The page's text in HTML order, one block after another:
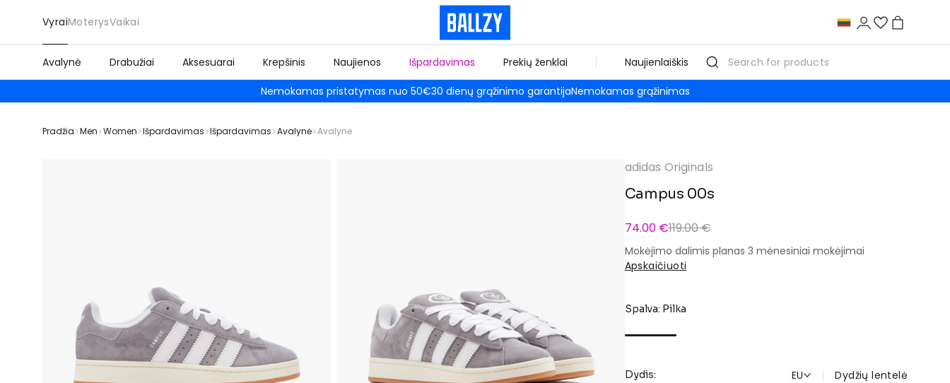
VyraiMoterysVaikai
Avalynė Drabužiai Aksesuarai Krepšinis Naujienos Išpardavimas Prekių ženklai Naujienlaiškis
Nemokamas pristatymas nuo 50€30 dienų grąžinimo garantijaNemokamas grąžinimas
Pradžia Men Women Išpardavimas Išpardavimas Avalynė Avalynė
adidas Originals
Campus 00s
74.00 €119.00 €
Mokėjimo dalimis planas 3 mėnesiniai mokėjimai
Apskaičiuoti
Spalva: Pilka
Dydis: EU Dydžių lentelė